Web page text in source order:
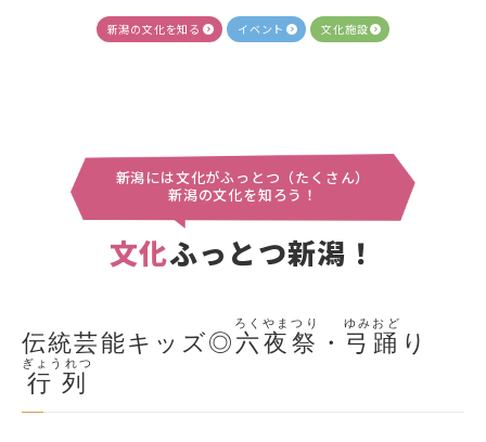
新潟の文化を知る イベント 文化施設
新潟には文化がふっとつ（たくさん）
新潟の文化を知ろう！
文化ふっとつ新潟！
伝統芸能キッズ◎ 六夜祭
ろくやまつり
・ 弓踊
ゆみおど
り
行列
ぎょうれつ